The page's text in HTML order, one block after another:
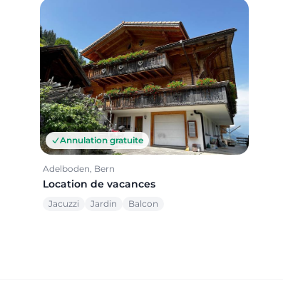
Annulation gratuite
Adelboden, Bern
Location de vacances
Jacuzzi Jardin Balcon